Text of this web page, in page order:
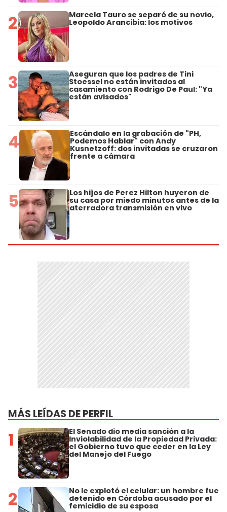
2 Marcela Tauro se separó de su novio,
Leopoldo Arancibia: los motivos
3 Aseguran que los padres de Tini
Stoessel no están invitados al
casamiento con Rodrigo De Paul: "Ya
están avisados"
4 Escándalo en la grabación de "PH,
Podemos Hablar" con Andy
Kusnetzoff: dos invitadas se cruzaron
frente a cámara
5 Los hijos de Perez Hilton huyeron de
su casa por miedo minutos antes de la
aterradora transmisión en vivo
MÁS LEÍDAS DE PERFIL
1 El Senado dio media sanción a la
Inviolabilidad de la Propiedad Privada:
el Gobierno tuvo que ceder en la Ley
del Manejo del Fuego
2 No le explotó el celular: un hombre fue
detenido en Córdoba acusado por el
femicidio de su esposa